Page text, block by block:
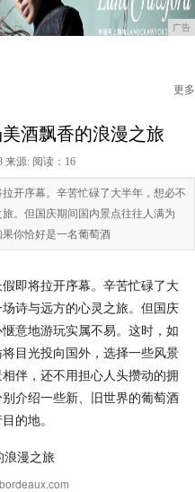
广告
更多
酒飘香的浪漫之旅
来源: 阅读：16
开序幕。辛苦忙碌了大半年，想必不
。但国庆期间国内景点往往人满为
你恰好是一名葡萄酒
即将拉开序幕。辛苦忙碌了大
诗与远方的心灵之旅。但国庆
意地游玩实属不易。这时，如
目光投向国外，选择一些风景
伴，还不用担心人头攒动的拥
介绍一些新、旧世界的葡萄酒
的地。